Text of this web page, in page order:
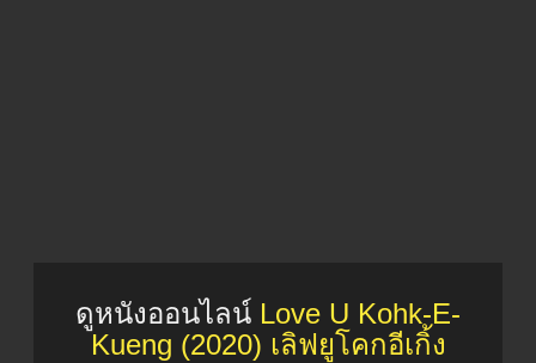
ดูหนังออนไลน์ Love U Kohk-E-
Kueng (2020) เลิฟยูโคกอีเกิ้ง